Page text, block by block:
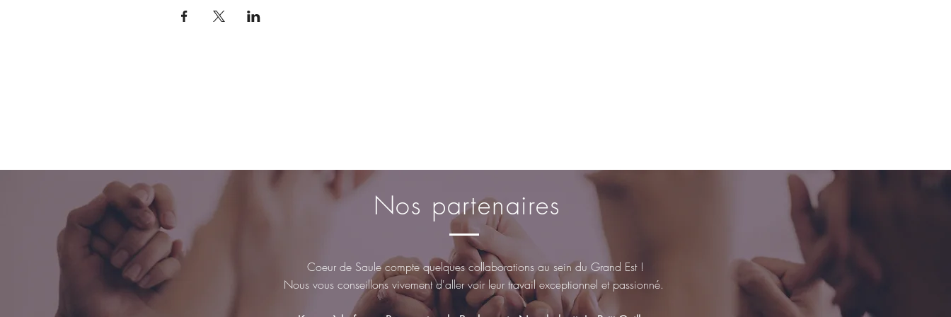
Nos partenaires
Coeur de Saule compte quelques collaborations au sein du Grand Est !
Nous vous conseillons vivement d'aller voir leur travail exceptionnel et passionné.